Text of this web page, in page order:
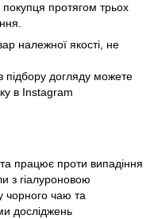
покупця протягом трьох
належної якості, не
підбору догляду можете
в Instagram
працює проти випадіння
з гіалуроновою
чорного чаю та
досліджень